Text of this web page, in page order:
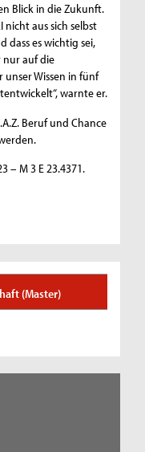
Blick in die Zukunft.
nicht aus sich selbst
dass es wichtig sei,
nur auf die
Wissen in fünf
warnte er.
Beruf und Chance
– M 3 E 23.4371.
(Master)